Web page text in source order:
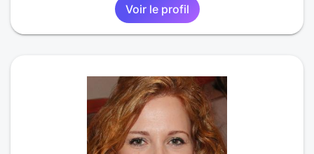
Voir le profil